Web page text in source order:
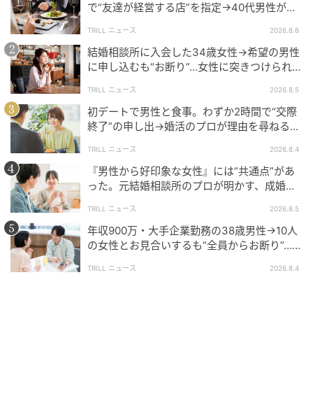
本人は「揉めたくない」「傷つけたくない」と言うけ
ど、実際は決断力の弱さを相手に押し付けているだけ
かもしれへんね。
アドバイスまとめ
現役ホステスが教える「別れを切り出せない男性の共
通点」には、次の3つがあります。
●嫌われ役を避け続ける
●キープの安心感を手放せない
●決める力が根本的に弱い
で“友達が経営する店”を指定→40代男性が向
TRILL ニュース 2026.8.6
結婚相談所に入会した34歳女性→希望の男性
に申し込むも“お断り”…女性に突きつけられた
TRILL ニュース 2026.8.5
初デートで男性と食事。わずか2時間で“交際
終了”の申し出→婚活のプロが理由を尋ねる
TRILL ニュース 2026.8.4
『男性から好印象な女性』には“共通点”があ
った。元結婚相談所のプロが明かす、成婚し
TRILL ニュース 2026.8.5
年収900万・大手企業勤務の38歳男性→10人
の女性とお見合いするも“全員からお断り”…デ
TRILL ニュース 2026.8.4